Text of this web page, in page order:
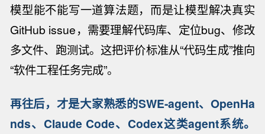
模型能不能写一道算法题，而是让模型解决真实
GitHub issue，需要理解代码库、定位bug、修改
多文件、跑测试。这把评价标准从“代码生成”推向
“软件工程任务完成”。
再往后，才是大家熟悉的SWE-agent、OpenHa
nds、Claude Code、Codex这类agent系统。